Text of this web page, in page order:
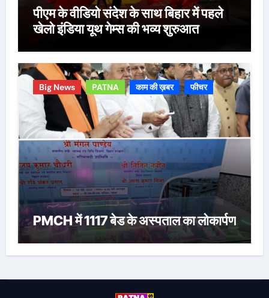
पीएम के वीडियो संदेश के साथ बिहार में पहले
खेलो इंडिया यूथ गेम्स की भव्य शुरुआत
Big News PATNA काम की ख़बर फीचर
PMCH में 1117 बेड के अस्पताल का लोकार्पण